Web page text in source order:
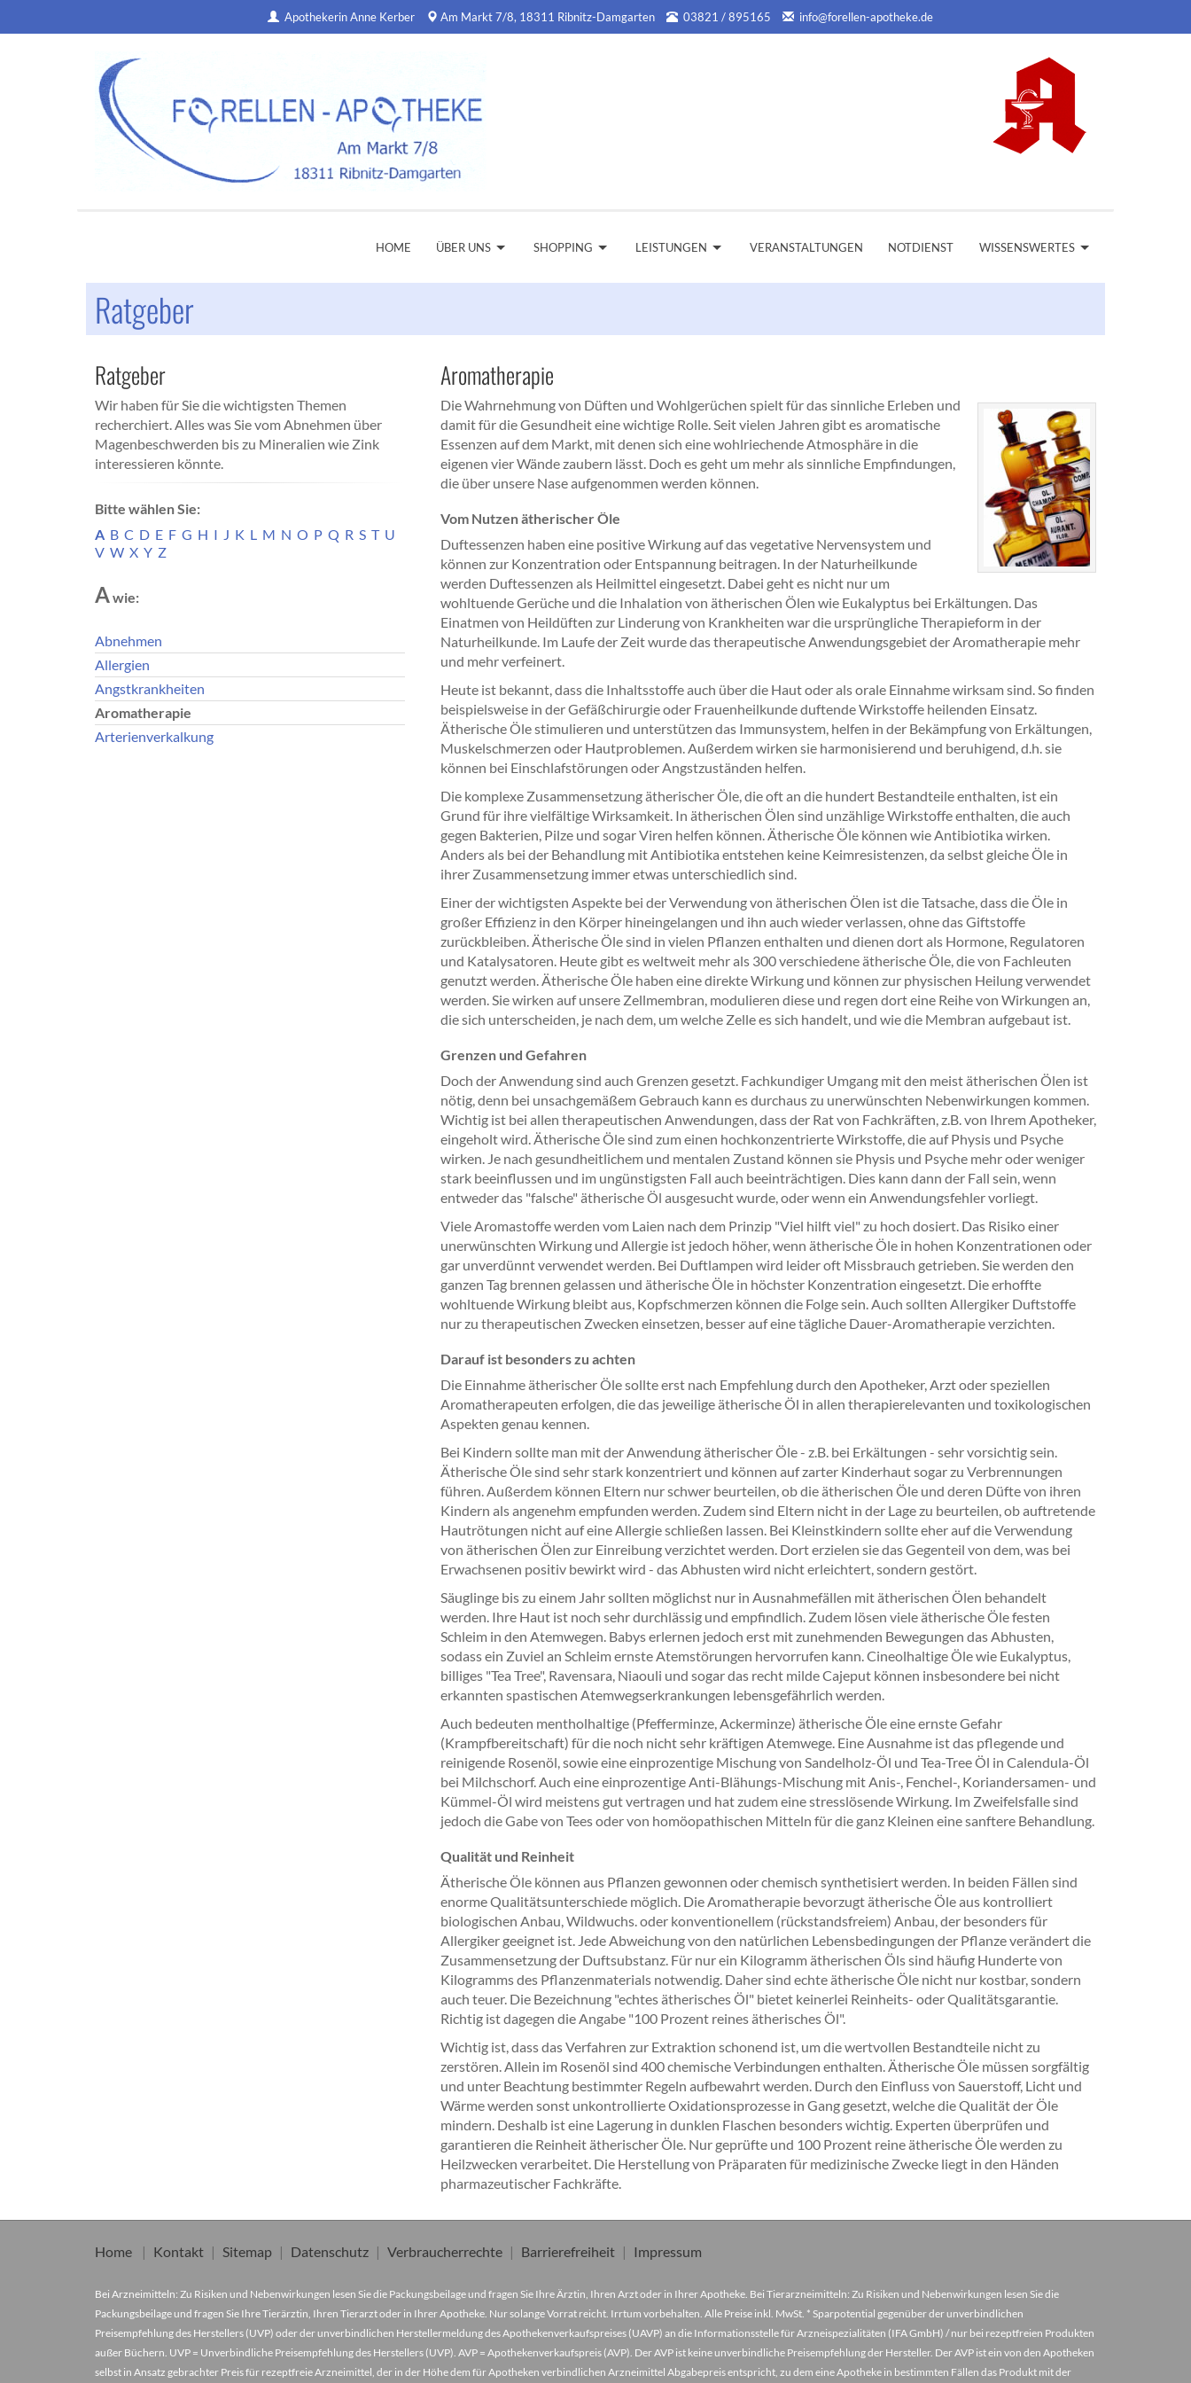
Apothekerin Anne Kerber Am Markt 7/8, 18311 Ribnitz-Damgarten 03821 / 895165 info@forellen-apotheke.de
HOME ÜBER UNS SHOPPING LEISTUNGEN VERANSTALTUNGEN NOTDIENST WISSENSWERTES
Ratgeber
Ratgeber
Wir haben für Sie die wichtigsten Themen
recherchiert. Alles was Sie vom Abnehmen über
Magenbeschwerden bis zu Mineralien wie Zink
interessieren könnte.
Bitte wählen Sie:
A B C D E F G H I J K L M N O P Q R S T U
V W X Y Z
Awie:
Abnehmen
Allergien
Angstkrankheiten
Aromatherapie
Arterienverkalkung
Aromatherapie
Die Wahrnehmung von Düften und Wohlgerüchen spielt für das sinnliche Erleben und
damit für die Gesundheit eine wichtige Rolle. Seit vielen Jahren gibt es aromatische
Essenzen auf dem Markt, mit denen sich eine wohlriechende Atmosphäre in die
eigenen vier Wände zaubern lässt. Doch es geht um mehr als sinnliche Empfindungen,
die über unsere Nase aufgenommen werden können.
Vom Nutzen ätherischer Öle
Duftessenzen haben eine positive Wirkung auf das vegetative Nervensystem und
können zur Konzentration oder Entspannung beitragen. In der Naturheilkunde
werden Duftessenzen als Heilmittel eingesetzt. Dabei geht es nicht nur um
wohltuende Gerüche und die Inhalation von ätherischen Ölen wie Eukalyptus bei Erkältungen. Das
Einatmen von Heildüften zur Linderung von Krankheiten war die ursprüngliche Therapieform in der
Naturheilkunde. Im Laufe der Zeit wurde das therapeutische Anwendungsgebiet der Aromatherapie mehr
und mehr verfeinert.
Heute ist bekannt, dass die Inhaltsstoffe auch über die Haut oder als orale Einnahme wirksam sind. So finden
beispielsweise in der Gefäßchirurgie oder Frauenheilkunde duftende Wirkstoffe heilenden Einsatz.
Ätherische Öle stimulieren und unterstützen das Immunsystem, helfen in der Bekämpfung von Erkältungen,
Muskelschmerzen oder Hautproblemen. Außerdem wirken sie harmonisierend und beruhigend, d.h. sie
können bei Einschlafstörungen oder Angstzuständen helfen.
Die komplexe Zusammensetzung ätherischer Öle, die oft an die hundert Bestandteile enthalten, ist ein
Grund für ihre vielfältige Wirksamkeit. In ätherischen Ölen sind unzählige Wirkstoffe enthalten, die auch
gegen Bakterien, Pilze und sogar Viren helfen können. Ätherische Öle können wie Antibiotika wirken.
Anders als bei der Behandlung mit Antibiotika entstehen keine Keimresistenzen, da selbst gleiche Öle in
ihrer Zusammensetzung immer etwas unterschiedlich sind.
Einer der wichtigsten Aspekte bei der Verwendung von ätherischen Ölen ist die Tatsache, dass die Öle in
großer Effizienz in den Körper hineingelangen und ihn auch wieder verlassen, ohne das Giftstoffe
zurückbleiben. Ätherische Öle sind in vielen Pflanzen enthalten und dienen dort als Hormone, Regulatoren
und Katalysatoren. Heute gibt es weltweit mehr als 300 verschiedene ätherische Öle, die von Fachleuten
genutzt werden. Ätherische Öle haben eine direkte Wirkung und können zur physischen Heilung verwendet
werden. Sie wirken auf unsere Zellmembran, modulieren diese und regen dort eine Reihe von Wirkungen an,
die sich unterscheiden, je nach dem, um welche Zelle es sich handelt, und wie die Membran aufgebaut ist.
Grenzen und Gefahren
Doch der Anwendung sind auch Grenzen gesetzt. Fachkundiger Umgang mit den meist ätherischen Ölen ist
nötig, denn bei unsachgemäßem Gebrauch kann es durchaus zu unerwünschten Nebenwirkungen kommen.
Wichtig ist bei allen therapeutischen Anwendungen, dass der Rat von Fachkräften, z.B. von Ihrem Apotheker,
eingeholt wird. Ätherische Öle sind zum einen hochkonzentrierte Wirkstoffe, die auf Physis und Psyche
wirken. Je nach gesundheitlichem und mentalen Zustand können sie Physis und Psyche mehr oder weniger
stark beeinflussen und im ungünstigsten Fall auch beeinträchtigen. Dies kann dann der Fall sein, wenn
entweder das "falsche" ätherische Öl ausgesucht wurde, oder wenn ein Anwendungsfehler vorliegt.
Viele Aromastoffe werden vom Laien nach dem Prinzip "Viel hilft viel" zu hoch dosiert. Das Risiko einer
unerwünschten Wirkung und Allergie ist jedoch höher, wenn ätherische Öle in hohen Konzentrationen oder
gar unverdünnt verwendet werden. Bei Duftlampen wird leider oft Missbrauch getrieben. Sie werden den
ganzen Tag brennen gelassen und ätherische Öle in höchster Konzentration eingesetzt. Die erhoffte
wohltuende Wirkung bleibt aus, Kopfschmerzen können die Folge sein. Auch sollten Allergiker Duftstoffe
nur zu therapeutischen Zwecken einsetzen, besser auf eine tägliche Dauer-Aromatherapie verzichten.
Darauf ist besonders zu achten
Die Einnahme ätherischer Öle sollte erst nach Empfehlung durch den Apotheker, Arzt oder speziellen
Aromatherapeuten erfolgen, die das jeweilige ätherische Öl in allen therapierelevanten und toxikologischen
Aspekten genau kennen.
Bei Kindern sollte man mit der Anwendung ätherischer Öle - z.B. bei Erkältungen - sehr vorsichtig sein.
Ätherische Öle sind sehr stark konzentriert und können auf zarter Kinderhaut sogar zu Verbrennungen
führen. Außerdem können Eltern nur schwer beurteilen, ob die ätherischen Öle und deren Düfte von ihren
Kindern als angenehm empfunden werden. Zudem sind Eltern nicht in der Lage zu beurteilen, ob auftretende
Hautrötungen nicht auf eine Allergie schließen lassen. Bei Kleinstkindern sollte eher auf die Verwendung
von ätherischen Ölen zur Einreibung verzichtet werden. Dort erzielen sie das Gegenteil von dem, was bei
Erwachsenen positiv bewirkt wird - das Abhusten wird nicht erleichtert, sondern gestört.
Säuglinge bis zu einem Jahr sollten möglichst nur in Ausnahmefällen mit ätherischen Ölen behandelt
werden. Ihre Haut ist noch sehr durchlässig und empfindlich. Zudem lösen viele ätherische Öle festen
Schleim in den Atemwegen. Babys erlernen jedoch erst mit zunehmenden Bewegungen das Abhusten,
sodass ein Zuviel an Schleim ernste Atemstörungen hervorrufen kann. Cineolhaltige Öle wie Eukalyptus,
billiges "Tea Tree", Ravensara, Niaouli und sogar das recht milde Cajeput können insbesondere bei nicht
erkannten spastischen Atemwegserkrankungen lebensgefährlich werden.
Auch bedeuten mentholhaltige (Pfefferminze, Ackerminze) ätherische Öle eine ernste Gefahr
(Krampfbereitschaft) für die noch nicht sehr kräftigen Atemwege. Eine Ausnahme ist das pflegende und
reinigende Rosenöl, sowie eine einprozentige Mischung von Sandelholz-Öl und Tea-Tree Öl in Calendula-Öl
bei Milchschorf. Auch eine einprozentige Anti-Blähungs-Mischung mit Anis-, Fenchel-, Koriandersamen- und
Kümmel-Öl wird meistens gut vertragen und hat zudem eine stresslösende Wirkung. Im Zweifelsfalle sind
jedoch die Gabe von Tees oder von homöopathischen Mitteln für die ganz Kleinen eine sanftere Behandlung.
Qualität und Reinheit
Ätherische Öle können aus Pflanzen gewonnen oder chemisch synthetisiert werden. In beiden Fällen sind
enorme Qualitätsunterschiede möglich. Die Aromatherapie bevorzugt ätherische Öle aus kontrolliert
biologischen Anbau, Wildwuchs. oder konventionellem (rückstandsfreiem) Anbau, der besonders für
Allergiker geeignet ist. Jede Abweichung von den natürlichen Lebensbedingungen der Pflanze verändert die
Zusammensetzung der Duftsubstanz. Für nur ein Kilogramm ätherischen Öls sind häufig Hunderte von
Kilogramms des Pflanzenmaterials notwendig. Daher sind echte ätherische Öle nicht nur kostbar, sondern
auch teuer. Die Bezeichnung "echtes ätherisches Öl" bietet keinerlei Reinheits- oder Qualitätsgarantie.
Richtig ist dagegen die Angabe "100 Prozent reines ätherisches Öl".
Wichtig ist, dass das Verfahren zur Extraktion schonend ist, um die wertvollen Bestandteile nicht zu
zerstören. Allein im Rosenöl sind 400 chemische Verbindungen enthalten. Ätherische Öle müssen sorgfältig
und unter Beachtung bestimmter Regeln aufbewahrt werden. Durch den Einfluss von Sauerstoff, Licht und
Wärme werden sonst unkontrollierte Oxidationsprozesse in Gang gesetzt, welche die Qualität der Öle
mindern. Deshalb ist eine Lagerung in dunklen Flaschen besonders wichtig. Experten überprüfen und
garantieren die Reinheit ätherischer Öle. Nur geprüfte und 100 Prozent reine ätherische Öle werden zu
Heilzwecken verarbeitet. Die Herstellung von Präparaten für medizinische Zwecke liegt in den Händen
pharmazeutischer Fachkräfte.
Home Kontakt Sitemap Datenschutz Verbraucherrechte Barrierefreiheit Impressum
Bei Arzneimitteln: Zu Risiken und Nebenwirkungen lesen Sie die Packungsbeilage und fragen Sie Ihre Ärztin, Ihren Arzt oder in Ihrer Apotheke. Bei Tierarzneimitteln: Zu Risiken und Nebenwirkungen lesen Sie die
Packungsbeilage und fragen Sie Ihre Tierärztin, Ihren Tierarzt oder in Ihrer Apotheke. Nur solange Vorrat reicht. Irrtum vorbehalten. Alle Preise inkl. MwSt. * Sparpotential gegenüber der unverbindlichen
Preisempfehlung des Herstellers (UVP) oder der unverbindlichen Herstellermeldung des Apothekenverkaufspreises (UAVP) an die Informationsstelle für Arzneispezialitäten (IFA GmbH) / nur bei rezeptfreien Produkten
außer Büchern. UVP = Unverbindliche Preisempfehlung des Herstellers (UVP). AVP = Apothekenverkaufspreis (AVP). Der AVP ist keine unverbindliche Preisempfehlung der Hersteller. Der AVP ist ein von den Apotheken
selbst in Ansatz gebrachter Preis für rezeptfreie Arzneimittel, der in der Höhe dem für Apotheken verbindlichen Arzneimittel Abgabepreis entspricht, zu dem eine Apotheke in bestimmten Fällen das Produkt mit der